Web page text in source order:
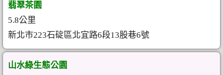
翡翠茶園
5.8公里
新北市223石碇區北宜路6段13股巷6號
山水綠生態公園